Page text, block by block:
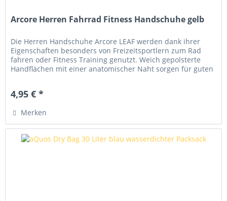
Arcore Herren Fahrrad Fitness Handschuhe gelb
Die Herren Handschuhe Arcore LEAF werden dank ihrer
Eigenschaften besonders von Freizeitsportlern zum Rad
fahren oder Fitness Training genutzt. Weich gepolsterte
Handflächen mit einer anatomischer Naht sorgen für guten
4,95 € *
Merken